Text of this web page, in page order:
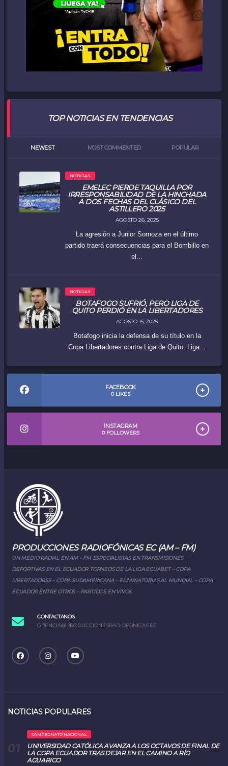
TOP NOTICIAS EN TENDENCIAS
NEWEST MOST COMMENTED POPULAR
NOTICIAS
EMELEC PIERDE TAQUILLA POR
IRRESPONSABILIDAD DE LA HINCHADA
A DOS FECHAS DEL CLÁSICO DEL
ASTILLERO 2025
AGOSTO 26, 2025
La agresión a Junior Sornoza en el último
partido traerá consecuencias para el Bombillo en
el...
NOTICIAS
BOTAFOGO SUFRIÓ, PERO LIGA DE
QUITO PERDIÓ EN LA LIBERTADORES
AGOSTO 15, 2025
Botafogo inicia la defensa de su título en la
Copa Libertadores contra Liga de Quito. Liga...
FACEBOOK
0LIKES
INSTAGRAM
0FOLLOWERS
PRODUCCIONES RADIOFÓNICAS EC (AM – FM)
UN MEDIO RADIAL EN AM – FM ESPECIALISTAS EN TRANSMISIONES
DEPORTIVAS EN EL ECUADOR TORNEOS DE LA LIGA ECUABET – COPA
LIBERTADORSS – COPA SUDAMERICANA – ELIMINATORIAS AL MUNDIAL – COPA
ECUADOR ENTRE OTROS – PARTIDOS EN VIVOS
CONTACTANOS
GRENCIA@PRODUCCIONESRADIOFONICAS.EC
NOTICIAS POPULARES
CAMPEONATO NACIONAL
UNIVERSIDAD CATÓLICA AVANZA A LOS OCTAVOS DE FINAL DE
LA COPA ECUADOR TRAS DEJAR EN EL CAMINO A RÍO
AGUARICO